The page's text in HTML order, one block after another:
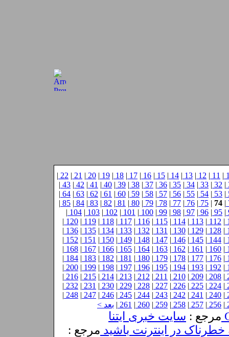
|
11
|
12
|
13
|
14
|
15
|
16
|
17
|
18
|
19
|
20
|
21
|
22
|
|
32
|
33
|
34
|
35
|
36
|
37
|
38
|
39
|
40
|
41
|
42
|
43
|
|
53
|
54
|
55
|
56
|
57
|
58
|
59
|
60
|
61
|
62
|
63
|
64
|
|
74
|
75
|
76
|
77
|
78
|
79
|
80
|
81
|
82
|
83
|
84
|
85
|
|
95
|
96
|
97
|
98
|
99
|
100
|
101
|
102
|
103
|
104
|
|
112
|
113
|
114
|
115
|
116
|
117
|
118
|
119
|
120
|
|
128
|
129
|
130
|
131
|
132
|
133
|
134
|
135
|
136
|
|
144
|
145
|
146
|
147
|
148
|
149
|
150
|
151
|
152
|
|
160
|
161
|
162
|
163
|
164
|
165
|
166
|
167
|
168
|
|
176
|
177
|
178
|
179
|
180
|
181
|
182
|
183
|
184
|
|
192
|
193
|
194
|
195
|
196
|
197
|
198
|
199
|
200
|
|
208
|
209
|
210
|
211
|
212
|
213
|
214
|
215
|
216
|
|
224
|
225
|
226
|
227
|
228
|
229
|
230
|
231
|
232
|
|
240
|
241
|
242
|
243
|
244
|
245
|
246
|
247
|
248
|
|
256
|
257
|
258
|
259
|
260
|
261
| بعد >
مرجع : سایت خبری ایتنا
در اینترنت باشید مرجع :